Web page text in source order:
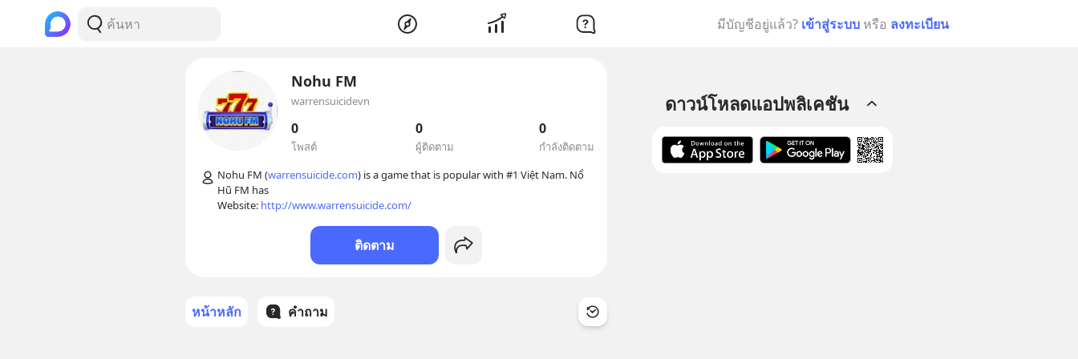
มีบัญชีอยู่แล้ว? เข้าสู่ระบบ หรือ ลงทะเบียน
Nohu FM
warrensuicidevn
0
โพสต์
0
ผู้ติดตาม
0
กำลังติดตาม
Nohu FM (warrensuicide.com) is a game that is popular with #1 Việt Nam. Nổ
Hũ FM has
Website: http://www.warrensuicide.com/
ติดตาม
หน้าหลัก คำถาม
ดาวน์โหลดแอปพลิเคชัน